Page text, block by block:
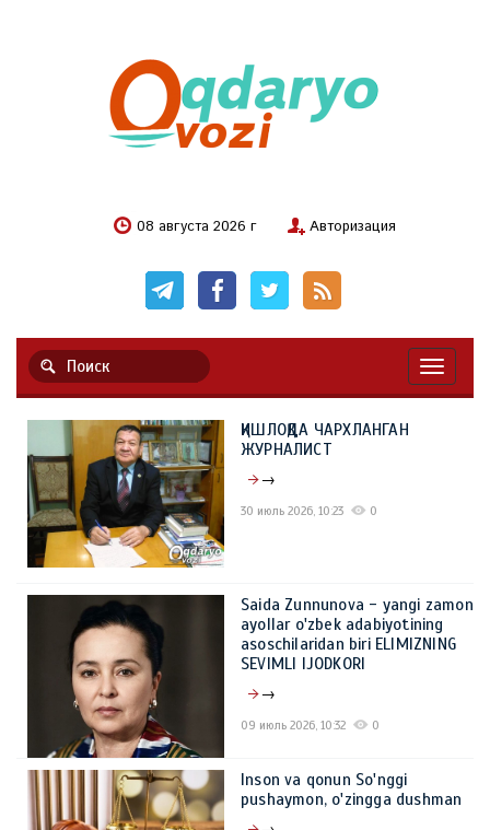
08 августа 2026 г Авторизация
ҚИШЛОҚДА ЧАРХЛАНГАН
ЖУРНАЛИСТ
→
30 июль 2026, 10:23 0
Saida Zunnunova - yangi zamon
ayollar o'zbek adabiyotining
asoschilaridan biri ELIMIZNING
SEVIMLI IJODKORI
→
09 июль 2026, 10:32 0
Inson va qonun So'nggi
pushaymon, o'zingga dushman